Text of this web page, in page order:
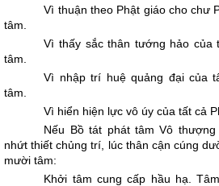
Vì thuận theo Phật giáo cho chư
tâm.
Vì thấy sắc thân tướng hảo của
tâm.
Vì nhập trí huệ quảng đại của
tâm.
Vì hiển hiện lực vô úy của tất cả
Nếu Bồ tát phát tâm Vô
nhứt thiết chủng trí, lúc thân cận cúng
mười tâm:
Khởi tâm cung cấp hầu hạ.